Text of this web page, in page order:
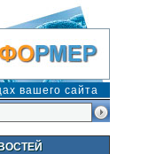
вашего сайта